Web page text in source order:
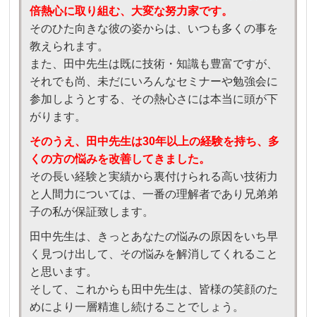
倍熱心に取り組む、大変な努力家です。
そのひた向きな彼の姿からは、いつも多くの事を
教えられます。
また、田中先生は既に技術・知識も豊富ですが、
それでも尚、未だにいろんなセミナーや勉強会に
参加しようとする、その熱心さには本当に頭が下
がります。
そのうえ、田中先生は30年以上の経験を持ち、多
くの方の悩みを改善してきました。
その長い経験と実績から裏付けられる高い技術力
と人間力については、一番の理解者であり兄弟弟
子の私が保証致します。
田中先生は、きっとあなたの悩みの原因をいち早
く見つけ出して、その悩みを解消してくれること
と思います。
そして、これからも田中先生は、皆様の笑顔のた
めにより一層精進し続けることでしょう。